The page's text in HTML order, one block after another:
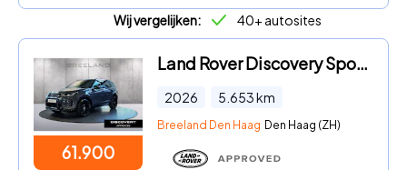
Wij vergelijken: 40+ autosites
61.900
Land Rover Discovery Sport - P270e Landmark Edition | Panoramadak | Black Pack | 20 inch
2026 5.653km
Breeland Den Haag Den Haag (ZH)